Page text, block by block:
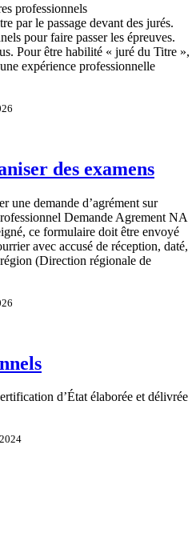
professionnels
par le passage devant des jurés.
pour faire passer les épreuves.
Pour être habilité « juré du Titre »,
expérience professionnelle
des examens
une demande d’agrément sur
Demande Agrement NA
ce formulaire doit être envoyé
avec accusé de réception, daté,
(Direction régionale de
d’État élaborée et délivrée